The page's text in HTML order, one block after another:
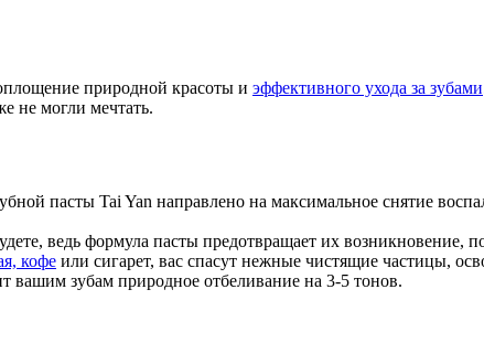
природной красоты и эффективного ухода за зубами
не могли мечтать.
пасты Tai Yan направлено на максимальное снятие
ведь формула пасты предотвращает их возникновение,
кофе или сигарет, вас спасут нежные чистящие частицы,
вашим зубам природное отбеливание на 3-5 тонов.